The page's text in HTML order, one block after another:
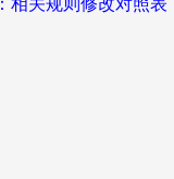
关规则修改对照表